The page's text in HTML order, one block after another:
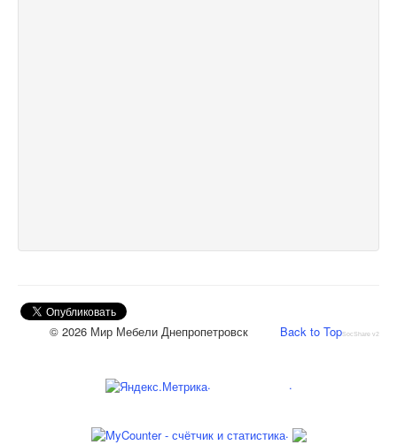
SocShare v2
Back to Top
© 2026 Мир Мебели Днепропетровск
. .
.